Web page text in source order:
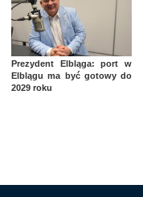
Prezydent Elbląga: port w
Elblągu ma być gotowy do
2029 roku